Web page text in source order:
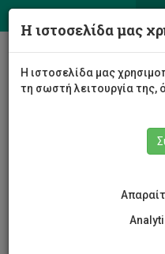
Η ιστοσελίδα μας
Η ιστοσελίδα μας
τη σωστή λειτουργία της,